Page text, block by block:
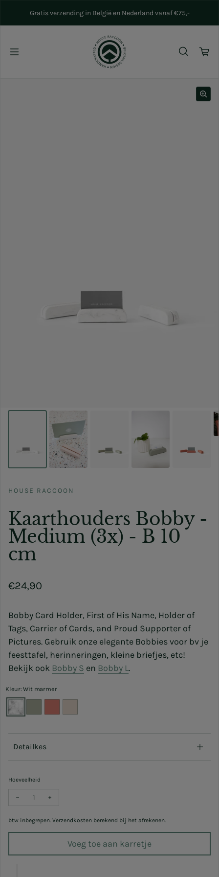
Gratis verzending in België en Nederland vanaf €75,-
HOUSE RACCOON
Kaarthouders Bobby -
Medium (3x) - B 10
cm
Normale prijs
€24,90
Bobby Card Holder, First of His Name, Holder of
Tags, Carrier of Cards, and Proud Supporter of
Pictures. Gebruik onze elegante Bobbies voor bv je
feesttafel, herinneringen, kleine briefjes, etc!
Bekijk ook Bobby S en Bobby L.
Kleur: Wit marmer
Detailkes
Hoeveelheid
btw inbegrepen. Verzendkosten berekend bij het afrekenen.
Voeg toe aan karretje